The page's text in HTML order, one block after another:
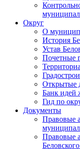
Округ
О
История
Устав
Почетные
Открытые
Банк идей
Гид по
Документы
Правовые
Правовые